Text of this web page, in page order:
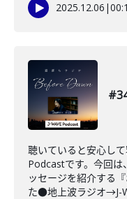
2025.12.06 |
聴いていると安心し
Podcastです。今回は
ッセージを紹介する
た●地上波ラジオ→J-